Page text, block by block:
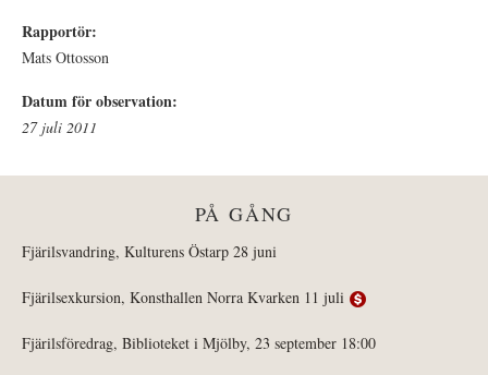
Rapportör:
Mats Ottosson
Datum för observation:
27 juli 2011
PÅ GÅNG
Fjärilsvandring, Kulturens Östarp 28 juni
Fjärilsexkursion, Konsthallen Norra Kvarken 11 juli
Fjärilsföredrag, Biblioteket i Mjölby, 23 september 18:00